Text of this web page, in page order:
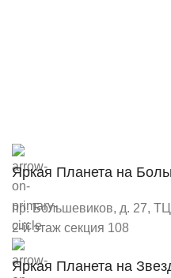
Яркая Планета на
пр. Большевиков, д. 27,
2-й этаж секция 108
Яркая Планета на